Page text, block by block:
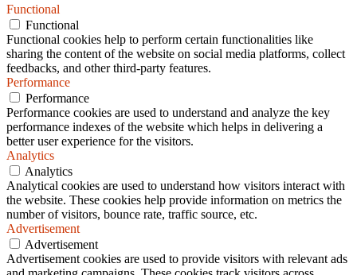
Functional
Functional
Functional cookies help to perform certain functionalities like
sharing the content of the website on social media platforms, collect
feedbacks, and other third-party features.
Performance
Performance
Performance cookies are used to understand and analyze the key
performance indexes of the website which helps in delivering a
better user experience for the visitors.
Analytics
Analytics
Analytical cookies are used to understand how visitors interact with
the website. These cookies help provide information on metrics the
number of visitors, bounce rate, traffic source, etc.
Advertisement
Advertisement
Advertisement cookies are used to provide visitors with relevant ads